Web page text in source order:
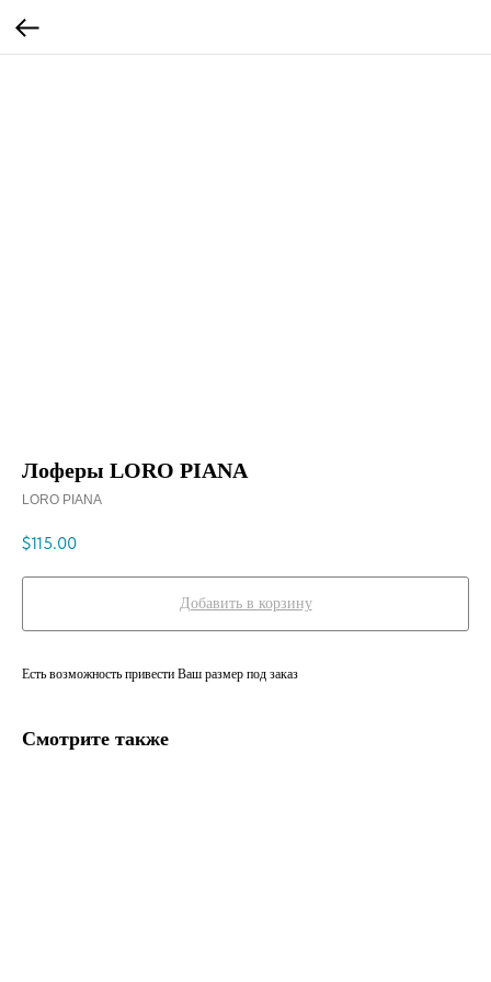
Лоферы LORO PIANA
LORO PIANA
$115.00
Добавить в корзину
Есть возможность привести Ваш размер под заказ
Смотрите также